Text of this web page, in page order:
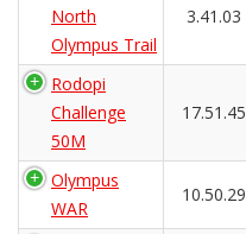
North
Olympus Trail
3.41.03
Rodopi
Challenge
50M
17.51.45
Olympus
WAR
10.50.29